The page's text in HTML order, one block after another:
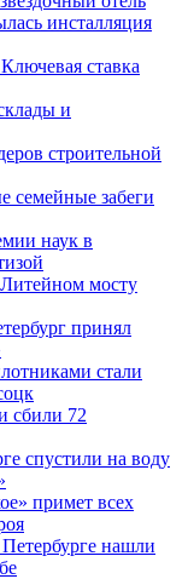
инсталляция
ставка
и
строительной
семейные забеги
наук в
мосту
принял
стали
сбили 72
спустили на воду
примет всех
нашли